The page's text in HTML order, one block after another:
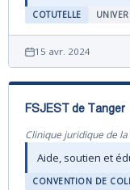
COTUTELLE
15 avr. 2024
FSJEST de Tanger
Clinique juridique de la
Aide, soutien et
CONVENTION DE